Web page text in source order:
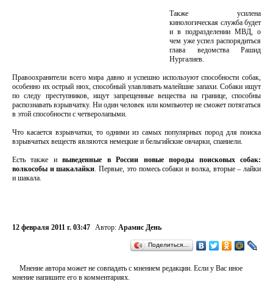
Также усилена
кинологическая служба будет
и в подразделении МВД, о
чем уже успел распорядиться
глава ведомства Рашид
Нургалиев.
Правоохранители всего мира давно и успешно используют способности собак,
особенно их острый нюх, способный улавливать малейшие запахи. Собаки ищут
по следу преступников, ищут запрещенные вещества на границе, способны
распознавать взрывчатку. Ни один человек или компьютер не сможет потягаться
в этой способности с четверолапыми.
Что касается взрывчатки, то одними из самых популярных пород для поиска
взрывчатых веществ являются немецкие и бельгийские овчарки, спаниели.
Есть также ивыведенные в России новые породы поисковых собак:
волкособы и шакалайки. Первые, это помесь собаки и волка, вторые – лайки
и шакала.
12 февраля 2011 г. 03:47 Автор: Арамис День
Поделиться…
Мнение автора может не совпадать с мнением редакции. Если у Вас иное
мнение напишите его в комментариях.